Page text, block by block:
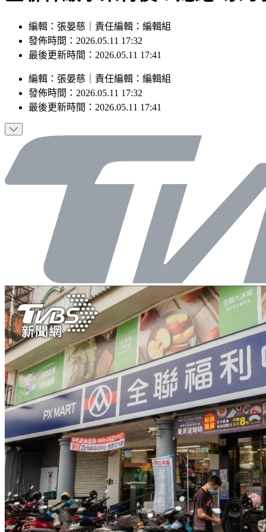
編輯：張晏慈｜責任編輯：編輯組
發佈時間：2026.05.11 17:32
最後更新時間：2026.05.11 17:41
編輯 ： 張晏慈 責任編輯 ： 編輯組
發佈時間： 2026.05.11 17:32
最後更新時間： 2026.05.11 17:41